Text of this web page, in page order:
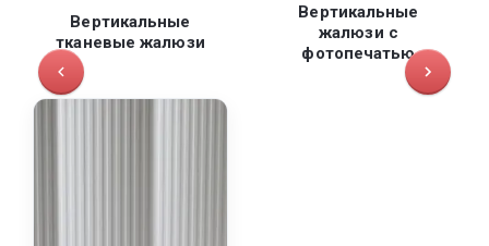
Вертикальные
тканевые жалюзи
Вертикальные
жалюзи с
фотопечатью